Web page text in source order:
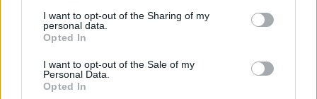
not limited to your visit or usage behaviour. You may click to
grant or deny consent to Google and its third-party tags to
use your data for below specified purposes in below Google
consent section.
I want to opt-out of the Sharing of my
personal data.
Opted In
I want to opt-out of the Sale of my
Personal Data.
Opted In
ΕΛΛΆΔΑ